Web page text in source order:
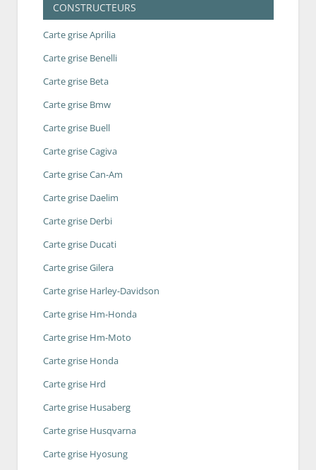
CONSTRUCTEURS
Carte grise Aprilia
Carte grise Benelli
Carte grise Beta
Carte grise Bmw
Carte grise Buell
Carte grise Cagiva
Carte grise Can-Am
Carte grise Daelim
Carte grise Derbi
Carte grise Ducati
Carte grise Gilera
Carte grise Harley-Davidson
Carte grise Hm-Honda
Carte grise Hm-Moto
Carte grise Honda
Carte grise Hrd
Carte grise Husaberg
Carte grise Husqvarna
Carte grise Hyosung